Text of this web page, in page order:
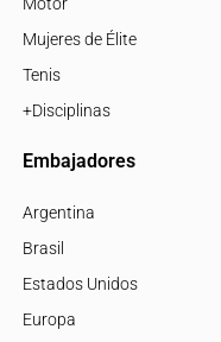
Mujeres de Élite
Tenis
+Disciplinas
Embajadores
Argentina
Brasil
Estados Unidos
Europa